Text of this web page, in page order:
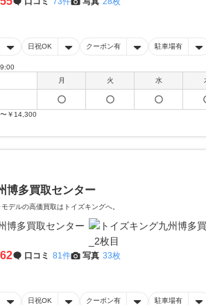
日祝OK クーポン有 駐車場有
月
火 水
￥14,300
博多買取センター
デルの高価買取はトイズキングへ。‎
口コミ 81件 写真 33枚
日祝OK クーポン有 駐車場有